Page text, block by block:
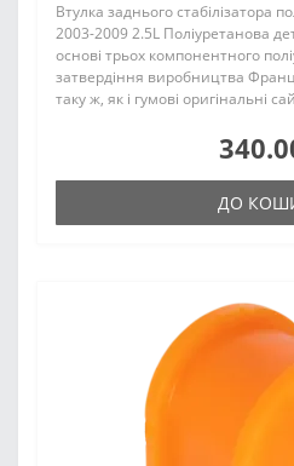
Втулка заднього стабілізатора
2003-2009 2.5L Поліуретанова
основі трьох компонентного
затвердіння виробництва
таку ж, як і гумові оригінальні
ДО